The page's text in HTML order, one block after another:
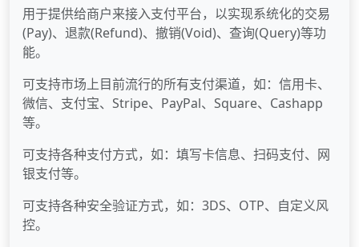
用于提供给商户来接入支付平台，以实现系统化的交易
(Pay)、退款(Refund)、撤销(Void)、查询(Query)等功
能。
可支持市场上目前流行的所有支付渠道，如：信用卡、
微信、支付宝、Stripe、PayPal、Square、Cashapp
等。
可支持各种支付方式，如：填写卡信息、扫码支付、网
银支付等。
可支持各种安全验证方式，如：3DS、OTP、自定义风
控。